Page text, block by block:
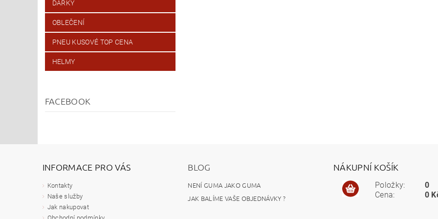
DÁRKY
OBLEČENÍ
PNEU KUSOVÉ TOP CENA
HELMY
FACEBOOK
INFORMACE PRO VÁS
Kontakty
Naše služby
Jak nakupovat
BLOG
NENÍ GUMA JAKO GUMA
JAK BALÍME VAŠE OBJEDNÁVKY ?
NÁKUPNÍ KOŠÍK
Položky:
Cena:
0
0